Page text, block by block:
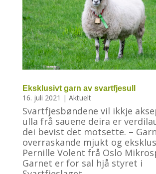
Eksklusivt garn av svartfjesull
16. juli 2021 | Aktuelt
Svartfjesbøndene vil ikkje
ulla frå sauene deira er
dei bevist det motsette. –
overraskande mjukt og
Pernille Volent frå Oslo
Garnet er for sal hjå styret i